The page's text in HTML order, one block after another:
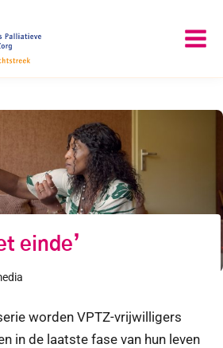
einde’
worden VPTZ-vrijwilligers
in de laatste fase van hun leven